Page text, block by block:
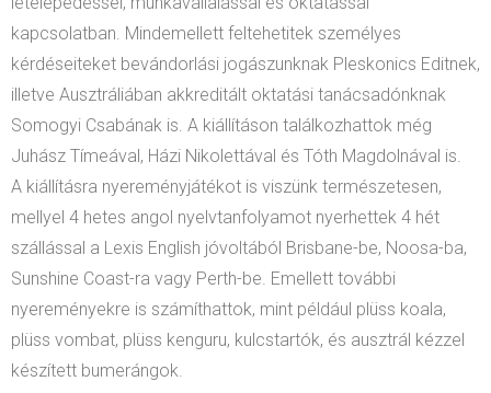
kapcsolatban. Mindemellett feltehetitek személyes
kérdéseiteket bevándorlási jogászunknak Pleskonics Editnek,
illetve Ausztráliában akkreditált oktatási tanácsadónknak
Somogyi Csabának is. A kiállításon találkozhattok még
Juhász Tímeával, Házi Nikolettával és Tóth Magdolnával is.
A kiállításra nyereményjátékot is viszünk természetesen,
mellyel 4 hetes angol nyelvtanfolyamot nyerhettek 4 hét
szállással a Lexis English jóvoltából Brisbane-be, Noosa-ba,
Sunshine Coast-ra vagy Perth-be. Emellett további
nyereményekre is számíthattok, mint például plüss koala,
plüss vombat, plüss kenguru, kulcstartók, és ausztrál kézzel
készített bumerángok.